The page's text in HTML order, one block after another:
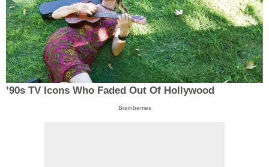
’90s TV Icons Who Faded Out Of Hollywood
Brainberries